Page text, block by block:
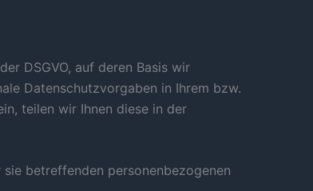
DSGVO, auf deren Basis wir
Datenschutzvorgaben in Ihrem bzw.
teilen wir Ihnen diese in der
betreffenden personenbezogenen